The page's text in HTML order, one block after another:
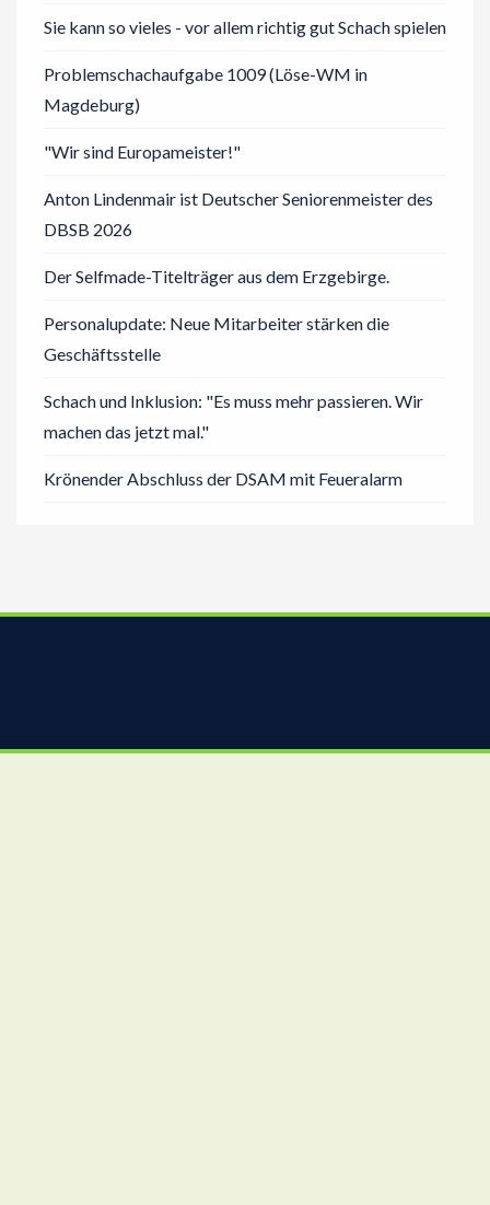
Sie kann so vieles - vor allem richtig gut Schach spielen
Problemschachaufgabe 1009 (Löse-WM in
Magdeburg)
"Wir sind Europameister!"
Anton Lindenmair ist Deutscher Seniorenmeister des
DBSB 2026
Der Selfmade-Titelträger aus dem Erzgebirge.
Personalupdate: Neue Mitarbeiter stärken die
Geschäftsstelle
Schach und Inklusion: "Es muss mehr passieren. Wir
machen das jetzt mal."
Krönender Abschluss der DSAM mit Feueralarm